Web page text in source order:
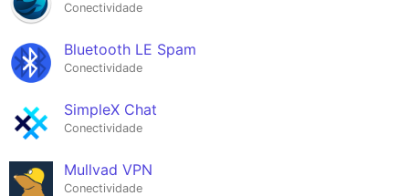
Conectividade
Bluetooth LE Spam
Conectividade
SimpleX Chat
Conectividade
Mullvad VPN
Conectividade